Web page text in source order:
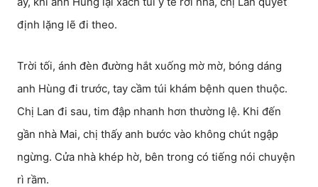
định lặng lẽ đi theo.
Trời tối, ánh đèn đường hắt xuống mờ mờ, bóng dáng
anh Hùng đi trước, tay cầm túi khám bệnh quen thuộc.
Chị Lan đi sau, tim đập nhanh hơn thường lệ. Khi đến
gần nhà Mai, chị thấy anh bước vào không chút ngập
ngừng. Cửa nhà khép hờ, bên trong có tiếng nói chuyện
rì rầm.